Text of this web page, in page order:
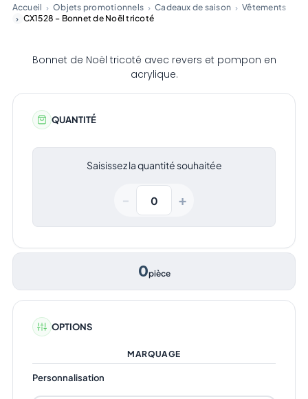
Accueil Objets promotionnels Cadeaux de saison
Vêtements
CX1528 – Bonnet de Noël tricoté
Bonnet de Noël tricoté avec revers et pompon en
acrylique.
QUANTITÉ
Saisissez la quantité souhaitée
− +
0pièce
OPTIONS
MARQUAGE
Personnalisation